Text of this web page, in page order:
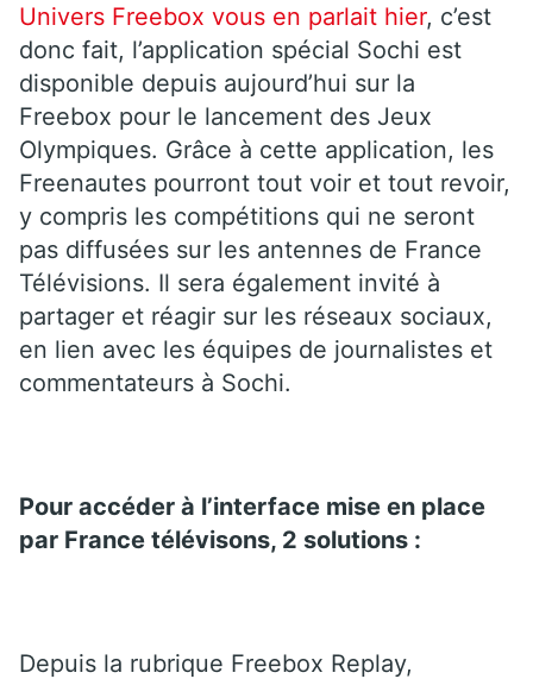
Univers Freebox vous en parlait hier, c’est
donc fait, l’application spécial Sochi est
disponible depuis aujourd’hui sur la
Freebox pour le lancement des Jeux
Olympiques. Grâce à cette application, les
Freenautes pourront tout voir et tout revoir,
y compris les compétitions qui ne seront
pas diffusées sur les antennes de France
Télévisions. Il sera également invité à
partager et réagir sur les réseaux sociaux,
en lien avec les équipes de journalistes et
commentateurs à Sochi.
Pour accéder à l’interface mise en place
par France télévisons, 2 solutions :
Depuis la rubrique Freebox Replay,